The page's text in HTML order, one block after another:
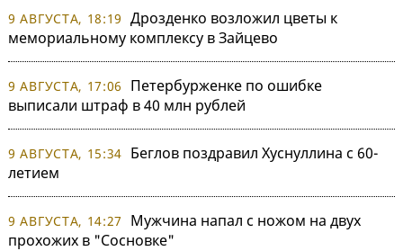
9 АВГУСТА, 18:19 Дрозденко возложил цветы к
мемориальному комплексу в Зайцево
9 АВГУСТА, 17:06
Петербурженке по ошибке
выписали штраф в 40 млн рублей
9 АВГУСТА, 15:34 Беглов поздравил Хуснуллина с 60-
летием
9 АВГУСТА, 14:27
Мужчина напал с ножом на двух
прохожих в "Сосновке"